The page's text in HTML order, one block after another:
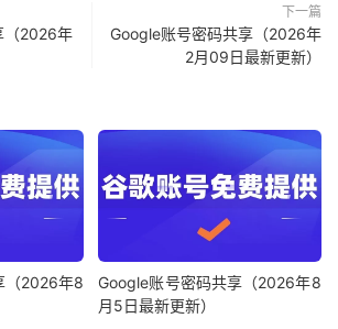
（2026年
下一篇
Google账号密码共享（2026年
2月09日最新更新）
（2026年8
Google账号密码共享（2026年8
月5日最新更新）